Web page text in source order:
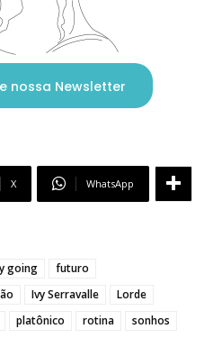
nossa Newsletter
X WhatsApp
going
futuro
Ivy Serravalle
Lorde
platônico rotina
sonhos